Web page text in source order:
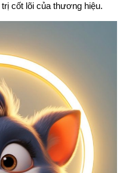
cốt lõi của thương hiệu.